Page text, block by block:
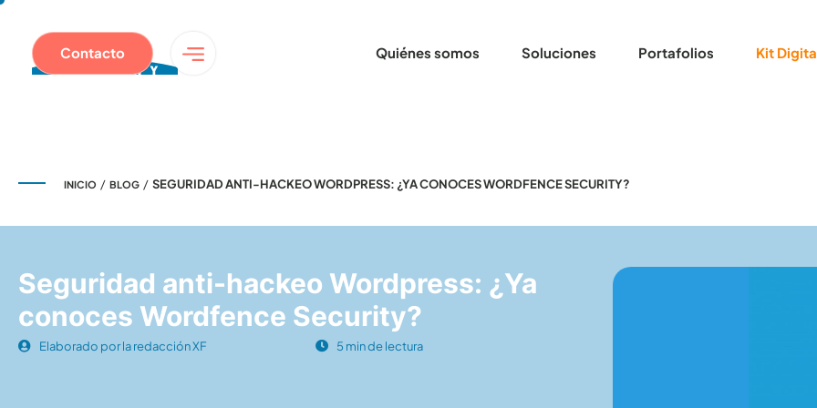
Quiénes somos Soluciones Portafolios Kit
Contacto
INICIO / BLOG / SEGURIDAD ANTI-HACKEO WORDPRESS: ¿YA CONOCES WORDFENCE SECURITY?
Seguridad anti-hackeo Wordpress: ¿Ya
conoces Wordfence Security?
Elaborado por la redacción XF 5 min de lectura